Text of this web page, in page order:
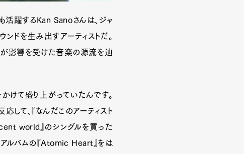
活躍するKan Sanoさんは、ジャ
ンドを生み出すアーティストだ。
が影響を受けた音楽の源流を辿
けて盛り上がっていたんです。
して、『なんだこのアーティスト
world』のシングルを買った
アルバムの『Atomic Heart』をは